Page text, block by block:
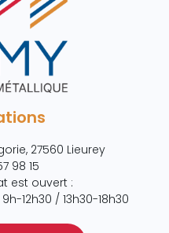
27560 Lieurey
98 15
est ouvert :
12h30 / 13h30-18h30